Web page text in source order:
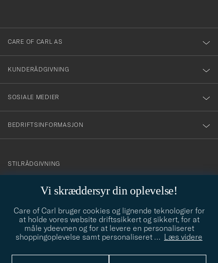
Vi skræddersyr din oplevelse!
Care of Carl bruger cookies og lignende teknologier for
at holde vores website driftssikkert og sikkert, for at
måle ydeevnen og for at levere en personaliseret
shoppingoplevelse samt personaliseret … Læs videre
dig
till
vårt
nyhetsbrev!
CARE OF CARL AS
KUNDERÅDGIVNING
SOSIALE MEDIER
BEDRIFTSINFORMASJON
info@careofcarl.no
STILRÅDGIVNING
STILRÅDGIVNING
© Care of Carl 2026